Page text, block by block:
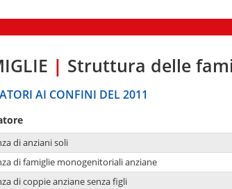
| Struttura delle
AI CONFINI DEL 2011
di anziani soli
di famiglie monogenitoriali anziane
di coppie anziane senza figli